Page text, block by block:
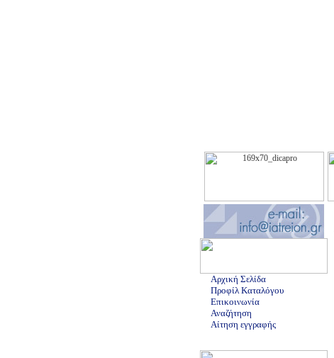
Αρχική Σελίδα
Προφίλ Καταλόγου
Επικοινωνία
Αναζήτηση
Αίτηση εγγραφής